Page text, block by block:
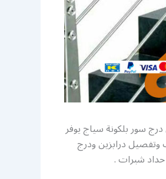
سور بلكونة سياج يوفر
وتفصيل درابزين ودرج
شبرات .